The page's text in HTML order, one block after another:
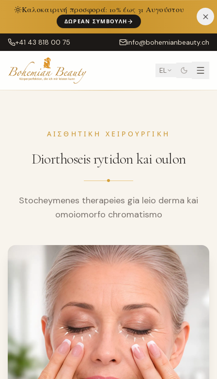
Καλοκαιρινή προσφορά: 10% έως 31 Αυγούστου
ΔΩΡΕΆΝ ΣΥΜΒΟΥΛΉ
+41 43 818 00 75 info@bohemianbeauty.ch
EL
ΑΙΣΘΗΤΙΚΉ ΧΕΙΡΟΥΡΓΙΚΉ
Diorthoseis rytidon kai oulon
Stocheymenes therapeies gia leio derma kai
omoiomorfo chromatismo